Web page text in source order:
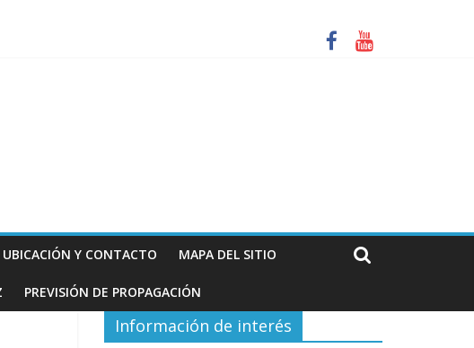
UBICACIÓN Y CONTACTO MAPA DEL SITIO
PREVISIÓN DE PROPAGACIÓN
Información de interés